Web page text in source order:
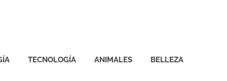
TECNOLOGÍA ANIMALES BELLEZA